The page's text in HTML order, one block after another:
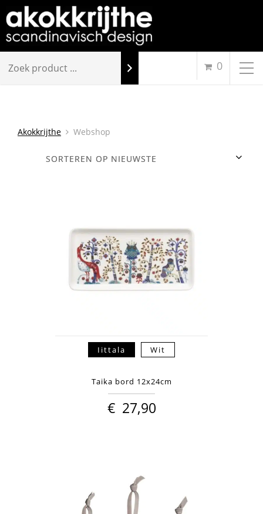
0
Akokkrijthe Webshop
Iittala Wit
Taika bord 12x24cm
€ 27,90